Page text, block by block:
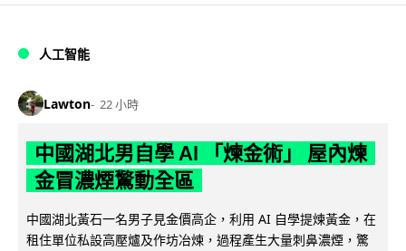
人工智能
Lawton 22 小時
中國湖北男自學 AI 「煉金術」 屋內煉
金冒濃煙驚動全區
中國湖北黃石一名男子見金價高企，利用 AI 自學提煉黃金，在
租住單位私設高壓爐及作坊冶煉，過程產生大量刺鼻濃煙，驚